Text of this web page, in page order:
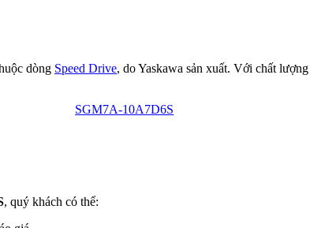
dòng Speed Drive, do Yaskawa sản xuất. Với chất
SGM7A-10A7D6S
, quý khách có thể: